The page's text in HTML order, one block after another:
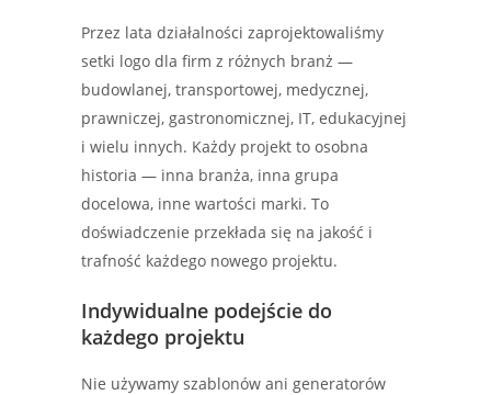
Przez lata działalności zaprojektowaliśmy
setki logo dla firm z różnych branż —
budowlanej, transportowej, medycznej,
prawniczej, gastronomicznej, IT, edukacyjnej
i wielu innych. Każdy projekt to osobna
historia — inna branża, inna grupa
docelowa, inne wartości marki. To
doświadczenie przekłada się na jakość i
trafność każdego nowego projektu.
Indywidualne podejście do
każdego projektu
Nie używamy szablonów ani generatorów